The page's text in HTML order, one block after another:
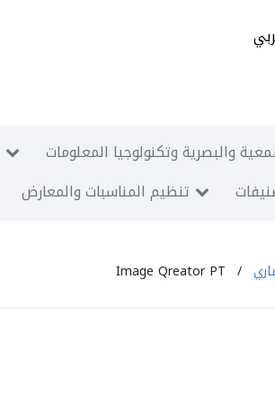
والبصرية وتكنولوجيا المعلومات
تنظيم المناسبات والمعارض
Image Qreator PT